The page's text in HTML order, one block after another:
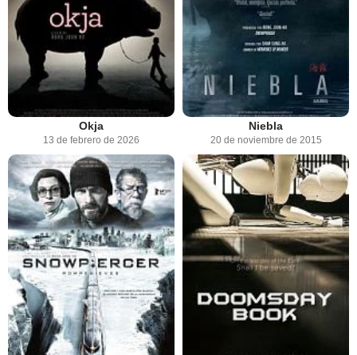
Okja
13 de febrero de 2026
Niebla
20 de noviembre de 2015